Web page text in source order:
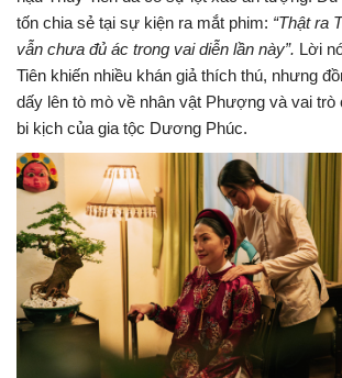
tốn chia sẻ tại sự kiện ra mắt phim: “Thật ra
vẫn chưa đủ ác trong vai diễn lần này”. Lời
Tiên khiến nhiều khán giả thích thú, nhưng
dấy lên tò mò về nhân vật Phượng và vai trò
bi kịch của gia tộc Dương Phúc.